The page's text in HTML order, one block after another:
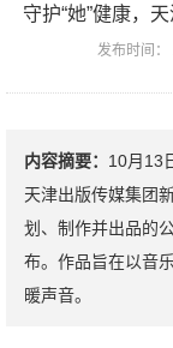
守护“她”健康，
发布时间
内容摘要： 10月13
天津出版传媒集团
划、制作并出品的
布。作品旨在以音
暖声音。